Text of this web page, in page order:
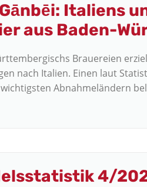
Italiens
aus Baden-
Brauereien
nach Italien. Einen laut
Abnahmeländern
4/